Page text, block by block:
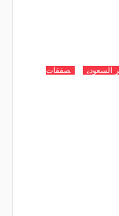
السعودي
صفقات